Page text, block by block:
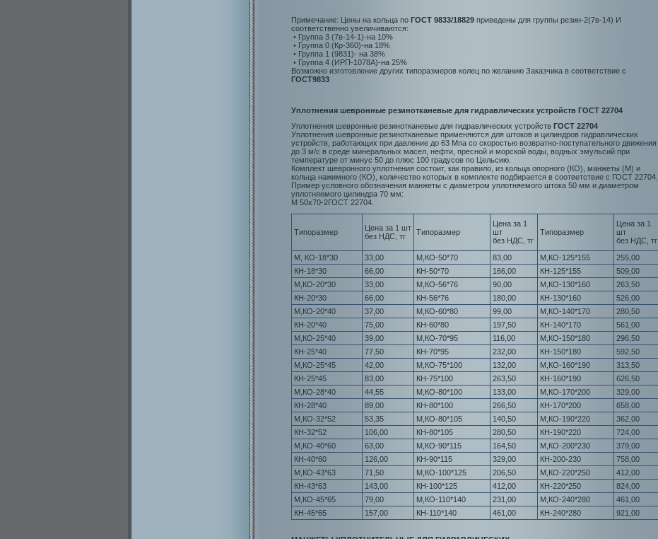
Примечание: Цены на кольца по ГОСТ 9833/18829 приведены для группы резин-2(7в-14) И
соответственно увеличиваются:
• Группа 3 (7в-14-1)-на 10%
• Группа 0 (Кр-360)-на 18%
• Группа 1 (9831)- на 38%
• Группа 4 (ИРП-1078А)-на 25%
Возможно изготовление других типоразмеров колец по желанию Заказчика в соответствие с
ГОСТ9833
Уплотнения шевронные резинотканевые для гидравлических устройств ГОСТ 22704
Уплотнения шевронные резинотканевые для гидравлических устройств ГОСТ 22704
Уплотнения шевронные резинотканевые применяются для штоков и цилиндров гидравлических
устройств, работающих при давление до 63 Мпа со скоростью возвратно-поступательного движения
до 3 м/с в среде минеральных масел, нефти, пресной и морской воды, водных эмульсий при
температуре от минус 50 до плюс 100 градусов по Цельсию.
Комплект шевронного уплотнения состоит, как правило, из кольца опорного (КО), манжеты (М) и
кольца нажимного (КО), количество которых в комплекте подбирается в соответствие с ГОСТ 22704.
Пример условного обозначения манжеты с диаметром уплотняемого штока 50 мм и диаметром
уплотняемого цилиндра 70 мм:
М 50х70-2ГОСТ 22704.
Типоразмер
Цена за 1 шт
без НДС, тг
Типоразмер
Цена за 1
шт
без НДС, тг
Типоразмер
Цена за 1
шт
без НДС, тг
М, КО-18*30
33,00 М,КО-50*70 83,00 М,КО-125*155
255,00
КН-18*30
66,00 КН-50*70 166,00 КН-125*155
509,00
М,КО-20*30
33,00 М,КО-56*76 90,00 М,КО-130*160
263,50
КН-20*30
66,00 КН-56*76 180,00 КН-130*160
526,00
М,КО-20*40
37,00 М,КО-60*80 99,00 М,КО-140*170
280,50
КН-20*40
75,00 КН-60*80 197,50 КН-140*170
561,00
М,КО-25*40
39,00 М,КО-70*95 116,00 М,КО-150*180
296,50
КН-25*40
77,50 КН-70*95 232,00 КН-150*180
592,50
М,КО-25*45
42,00 М,КО-75*100 132,00 М,КО-160*190
313,50
КН-25*45
83,00 КН-75*100 263,50 КН-160*190
626,50
М,КО-28*40
44,55 М,КО-80*100 133,00 М,КО-170*200
329,00
КН-28*40
89,00 КН-80*100 266,50 КН-170*200
658,00
М,КО-32*52
53,35 М,КО-80*105 140,50 М,КО-190*220
362,00
КН-32*52
106,00 КН-80*105 280,50 КН-190*220
724,00
М,КО-40*60
63,00 М,КО-90*115 164,50 М,КО-200*230
379,00
КН-40*60
126,00 КН-90*115 329,00 КН-200-230
758,00
М,КО-43*63
71,50 М,КО-100*125 206,50 М,КО-220*250
412,00
КН-43*63
143,00 КН-100*125 412,00 КН-220*250
824,00
М,КО-45*65
79,00 М,КО-110*140 231,00 М,КО-240*280
461,00
КН-45*65
157,00 КН-110*140 461,00 КН-240*280 921,00